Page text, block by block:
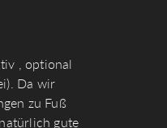
, optional
Da wir
zu Fuß
gute